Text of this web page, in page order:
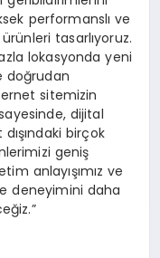
performanslı ve
tasarlıyoruz.
lokasyonda yeni
doğrudan
sitemizin
dijital
birçok
geniş
anlayışımız ve
deneyimini daha